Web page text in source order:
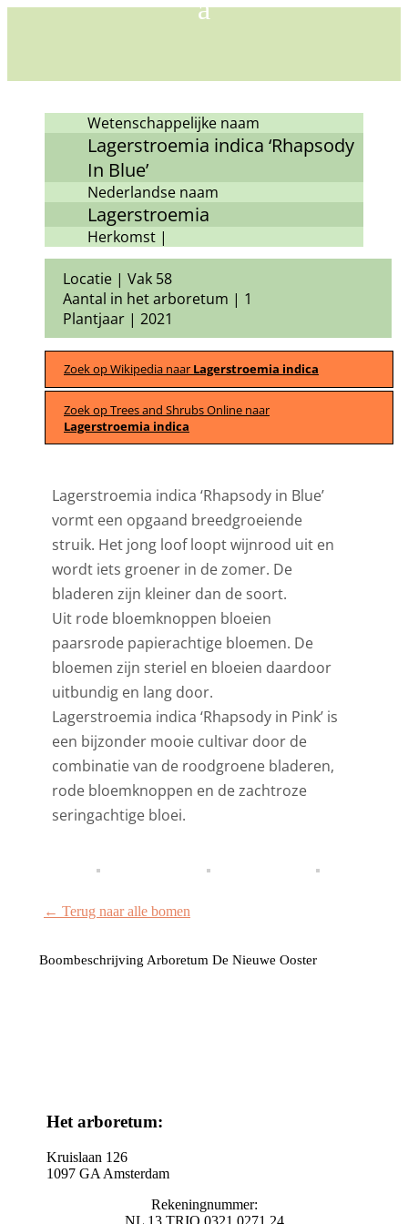
Wetenschappelijke naam
Lagerstroemia indica ‘Rhapsody
In Blue’
Nederlandse naam
Lagerstroemia
Herkomst |
Locatie | Vak 58
Aantal in het arboretum | 1
Plantjaar | 2021
Zoek op Wikipedia naar Lagerstroemia indica
Zoek op Trees and Shrubs Online naar
Lagerstroemia indica
Lagerstroemia indica ‘Rhapsody in Blue’
vormt een opgaand breedgroeiende
struik. Het jong loof loopt wijnrood uit en
wordt iets groener in de zomer. De
bladeren zijn kleiner dan de soort.
Uit rode bloemknoppen bloeien
paarsrode papierachtige bloemen. De
bloemen zijn steriel en bloeien daardoor
uitbundig en lang door.
Lagerstroemia indica ‘Rhapsody in Pink’ is
een bijzonder mooie cultivar door de
combinatie van de roodgroene bladeren,
rode bloemknoppen en de zachtroze
seringachtige bloei.
← Terug naar alle bomen
Boombeschrijving Arboretum De Nieuwe Ooster
Het arboretum:
Kruislaan 126
1097 GA Amsterdam
Rekeningnummer:
NL 13 TRIO 0321 0271 24